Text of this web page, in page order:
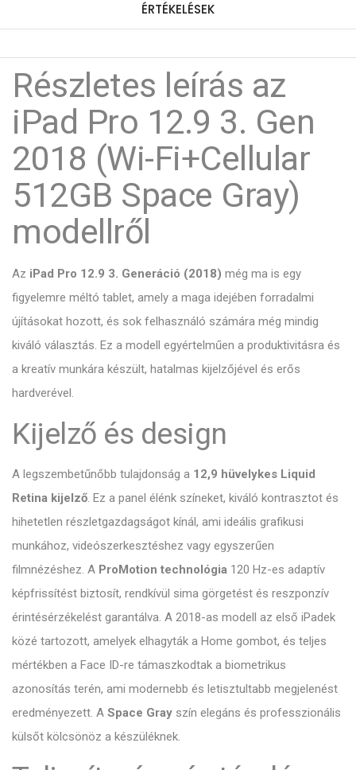
ÉRTÉKELÉSEK
Részletes leírás az
iPad Pro 12.9 3. Gen
2018 (Wi-Fi+Cellular
512GB Space Gray)
modellről
Az iPad Pro 12.9 3. Generáció (2018) még ma is egy
figyelemre méltó tablet, amely a maga idejében forradalmi
újításokat hozott, és sok felhasználó számára még mindig
kiváló választás. Ez a modell egyértelműen a produktivitásra és
a kreatív munkára készült, hatalmas kijelzőjével és erős
hardverével.
Kijelző és design
A legszembetűnőbb tulajdonság a 12,9 hüvelykes Liquid
Retina kijelző. Ez a panel élénk színeket, kiváló kontrasztot és
hihetetlen részletgazdagságot kínál, ami ideális grafikusi
munkához, videószerkesztéshez vagy egyszerűen
filmnézéshez. A ProMotion technológia 120 Hz-es adaptív
képfrissítést biztosít, rendkívül sima görgetést és reszponzív
érintésérzékelést garantálva. A 2018-as modell az első iPadek
közé tartozott, amelyek elhagyták a Home gombot, és teljes
mértékben a Face ID-re támaszkodtak a biometrikus
azonosítás terén, ami modernebb és letisztultabb megjelenést
eredményezett. A Space Gray szín elegáns és professzionális
külsőt kölcsönöz a készüléknek.